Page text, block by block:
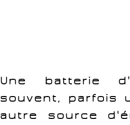
Une batterie
souvent, parfois
autre source